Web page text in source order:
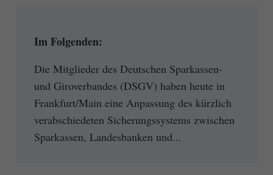
Im Folgenden:
Die Mitglieder des Deutschen Sparkassen-
und Giroverbandes (DSGV) haben heute in
Frankfurt/Main eine Anpassung des kürzlich
verabschiedeten Sicherungssystems zwischen
Sparkassen, Landesbanken und...